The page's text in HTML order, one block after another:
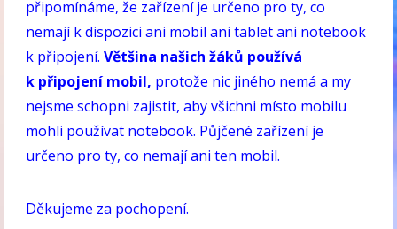
připomínáme, že zařízení je určeno pro ty, co
nemají k dispozici ani mobil ani tablet ani notebook
k připojení.Většina našich žáků používá
k připojení mobil, protože nic jiného nemá a my
nejsme schopni zajistit, aby všichni místo mobilu
mohli používat notebook. Půjčené zařízení je
určeno pro ty, co nemají ani ten mobil.
Děkujeme za pochopení.